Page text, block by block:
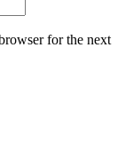
for the next